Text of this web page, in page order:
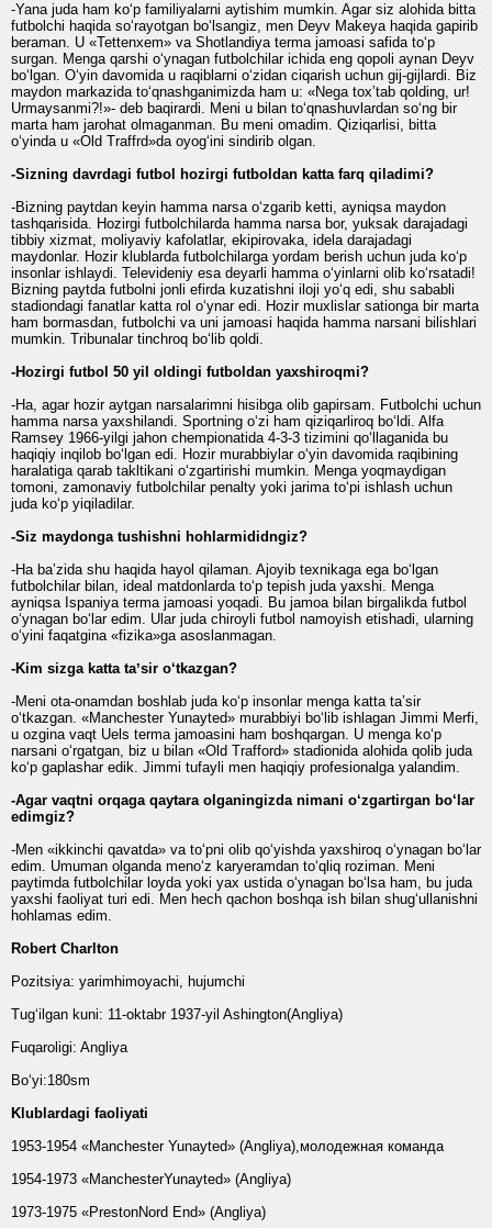
-Yana juda ham ko‘p familiyalarni aytishim mumkin. Agar siz alohida bitta
futbolchi haqida so‘rayotgan bo‘lsangiz, men Deyv Makeya haqida gapirib
beraman. U «Tettenxem» va Shotlandiya terma jamoasi safida to‘p
surgan. Menga qarshi o‘ynagan futbolchilar ichida eng qopoli aynan Deyv
bo‘lgan. O‘yin davomida u raqiblarni o‘zidan ciqarish uchun gij-gijlardi. Biz
maydon markazida to‘qnashganimizda ham u: «Nega toxʼtab qolding, ur!
Urmaysanmi?!»- deb baqirardi. Meni u bilan to‘qnashuvlardan so‘ng bir
marta ham jarohat olmaganman. Bu meni omadim. Qiziqarlisi, bitta
o‘yinda u «Old Traffrd»da oyog‘ini sindirib olgan.
-Sizning davrdagi futbol hozirgi futboldan katta farq qiladimi?
-Bizning paytdan keyin hamma narsa o‘zgarib ketti, ayniqsa maydon
tashqarisida. Hozirgi futbolchilarda hamma narsa bor, yuksak darajadagi
tibbiy xizmat, moliyaviy kafolatlar, ekipirovaka, idela darajadagi
maydonlar. Hozir klublarda futbolchilarga yordam berish uchun juda ko‘p
insonlar ishlaydi. Televideniy esa deyarli hamma o‘yinlarni olib ko‘rsatadi!
Bizning paytda futbolni jonli efirda kuzatishni iloji yo‘q edi, shu sababli
stadiondagi fanatlar katta rol o‘ynar edi. Hozir muxlislar sationga bir marta
ham bormasdan, futbolchi va uni jamoasi haqida hamma narsani bilishlari
mumkin. Tribunalar tinchroq bo‘lib qoldi.
-Hozirgi futbol 50 yil oldingi futboldan yaxshiroqmi?
-Ha, agar hozir aytgan narsalarimni hisibga olib gapirsam. Futbolchi uchun
hamma narsa yaxshilandi. Sportning o‘zi ham qiziqarliroq bo‘ldi. Alfa
Ramsey 1966-yilgi jahon chempionatida 4-3-3 tizimini qo‘llaganida bu
haqiqiy inqilob bo‘lgan edi. Hozir murabbiylar o‘yin davomida raqibining
haralatiga qarab takltikani o‘zgartirishi mumkin. Menga yoqmaydigan
tomoni, zamonaviy futbolchilar penalty yoki jarima to‘pi ishlash uchun
juda ko‘p yiqiladilar.
-Siz maydonga tushishni hohlarmididngiz?
-Ha baʼzida shu haqida hayol qilaman. Ajoyib texnikaga ega bo‘lgan
futbolchilar bilan, ideal matdonlarda to‘p tepish juda yaxshi. Menga
ayniqsa Ispaniya terma jamoasi yoqadi. Bu jamoa bilan birgalikda futbol
o‘ynagan bo‘lar edim. Ular juda chiroyli futbol namoyish etishadi, ularning
o‘yini faqatgina «fizika»ga asoslanmagan.
-Kim sizga katta taʼsir o‘tkazgan?
-Meni ota-onamdan boshlab juda ko‘p insonlar menga katta taʼsir
o‘tkazgan. «Manchester Yunayted» murabbiyi bo‘lib ishlagan Jimmi Merfi,
u ozgina vaqt Uels terma jamoasini ham boshqargan. U menga ko‘p
narsani o‘rgatgan, biz u bilan «Old Trafford» stadionida alohida qolib juda
ko‘p gaplashar edik. Jimmi tufayli men haqiqiy profesionalga yalandim.
-Agar vaqtni orqaga qaytara olganingizda nimani o‘zgartirgan bo‘lar
edimgiz?
-Men «ikkinchi qavatda» va to‘pni olib qo‘yishda yaxshiroq o‘ynagan bo‘lar
edim. Umuman olganda meno‘z karyeramdan to‘qliq roziman. Meni
paytimda futbolchilar loyda yoki yax ustida o‘ynagan bo‘lsa ham, bu juda
yaxshi faoliyat turi edi. Men hech qachon boshqa ish bilan shug‘ullanishni
hohlamas edim.
Robert Charlton
Pozitsiya: yarimhimoyachi, hujumchi
Tug‘ilgan kuni: 11-oktabr 1937-yil Ashington(Angliya)
Fuqaroligi: Angliya
Bo‘yi:180sm
Klublardagi faoliyati
1953-1954 «Manchester Yunayted» (Angliya),молодежная команда
1954-1973 «ManchesterYunayted» (Angliya)
1973-1975 «PrestonNord End» (Angliya)